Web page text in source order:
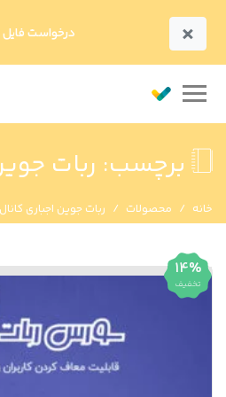
× درخواست فایل
برچسب: ربات
خانه محصولات ربات جوین اجباری کانال
14%
تخفیف